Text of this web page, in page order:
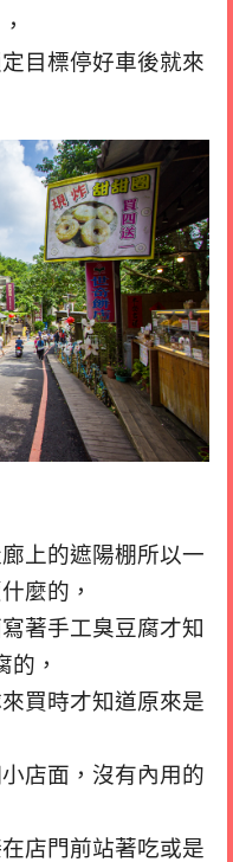
目標停好車後就來
上的遮陽棚所以一
麼的，
著手工臭豆腐才知
的，
買時才知道原來是
店面，沒有內用的
店門前站著吃或是